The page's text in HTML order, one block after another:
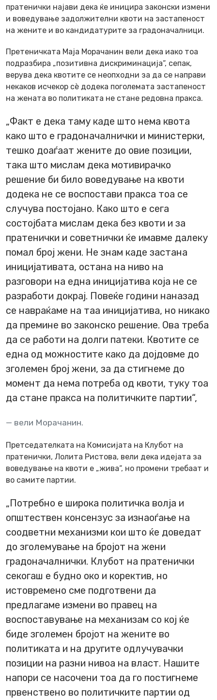
пратенички најави дека ќе иницира законски измени
и воведување задолжителни квоти на застапеност
на жените и во кандидатурите за градоначалници.
Претеничката Маја Морачанин вели дека иако тоа
подразбира „позитивна дискриминација“, сепак,
верува дека квотите се неопходни за да се направи
некаков исчекор сѐ додека поголемата застапеност
на жената во политиката не стане редовна пракса.
„Факт е дека таму каде што нема квота
како што е градоначалнички и министерки,
тешко доаѓаат жените до овие позиции,
така што мислам дека мотивирачко
решение би било воведување на квоти
додека не се воспостави пракса тоа се
случува постојано. Како што е сега
состојбата мислам дека без квоти и за
пратенички и советнички ќе имавме далеку
помал број жени. Не знам каде застана
иницијативата, остана на ниво на
разговори на една иницијатива која не се
разработи докрај. Повеќе години наназад
се навраќаме на таа иницијатива, но никако
да премине во законско решение. Ова треба
да се работи на долги патеки. Квотите се
една од можностите како да дојдовме до
зголемен број жени, за да стигнеме до
момент да нема потреба од квоти, туку тоа
да стане пракса на политичките партии“,
вели Морачанин.
Претседателката на Комисијата на Клубот на
пратенички, Лолита Ристова, вели дека идејата за
воведување на квоти е „жива“, но промени требаат и
во самите партии.
„Потребно е широка политичка волја и
општествен консензус за изнаоѓање на
соодветни механизми кои што ќе доведат
до зголемување на бројот на жени
градоначалнички. Клубот на пратенички
секогаш е будно око и коректив, но
истовремено сме подготвени да
предлагаме измени во правец на
воспоставување на механизам со кој ќе
биде зголемен бројот на жените во
политиката и на другите одлучувачки
позиции на разни нивоа на власт. Нашите
напори се насочени тоа да го постигнеме
првенствено во политичките партии од